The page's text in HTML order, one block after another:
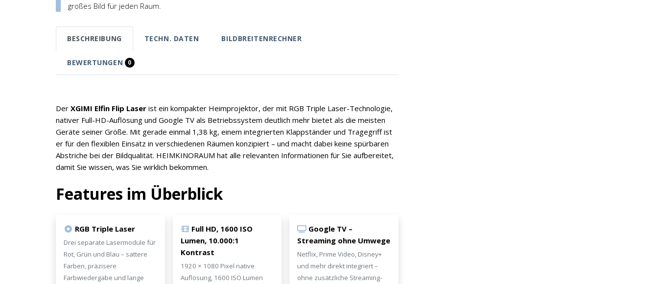
großes Bild für jeden Raum.
BESCHREIBUNG TECHN. DATEN BILDBREITENRECHNER
BEWERTUNGEN 0
Der XGIMI Elfin Flip Laser ist ein kompakter Heimprojektor, der mit RGB Triple Laser-Technologie,
nativer Full-HD-Auflösung und Google TV als Betriebssystem deutlich mehr bietet als die meisten
Geräte seiner Größe. Mit gerade einmal 1,38 kg, einem integrierten Klappständer und Tragegriff ist
er für den flexiblen Einsatz in verschiedenen Räumen konzipiert – und macht dabei keine spürbaren
Abstriche bei der Bildqualität. HEIMKINORAUM hat alle relevanten Informationen für Sie aufbereitet,
damit Sie wissen, was Sie wirklich bekommen.
Features im Überblick
RGB Triple Laser
Drei separate Lasermodule für
Rot, Grün und Blau – sattere
Farben, präzisere
Farbwiedergabe und lange
Full HD, 1600 ISO
Lumen, 10.000:1
Kontrast
1920 × 1080 Pixel native
Auflösung, 1600 ISO Lumen
Google TV –
Streaming ohne Umwege
Netflix, Prime Video, Disney+
und mehr direkt integriert –
ohne zusätzliche Streaming-